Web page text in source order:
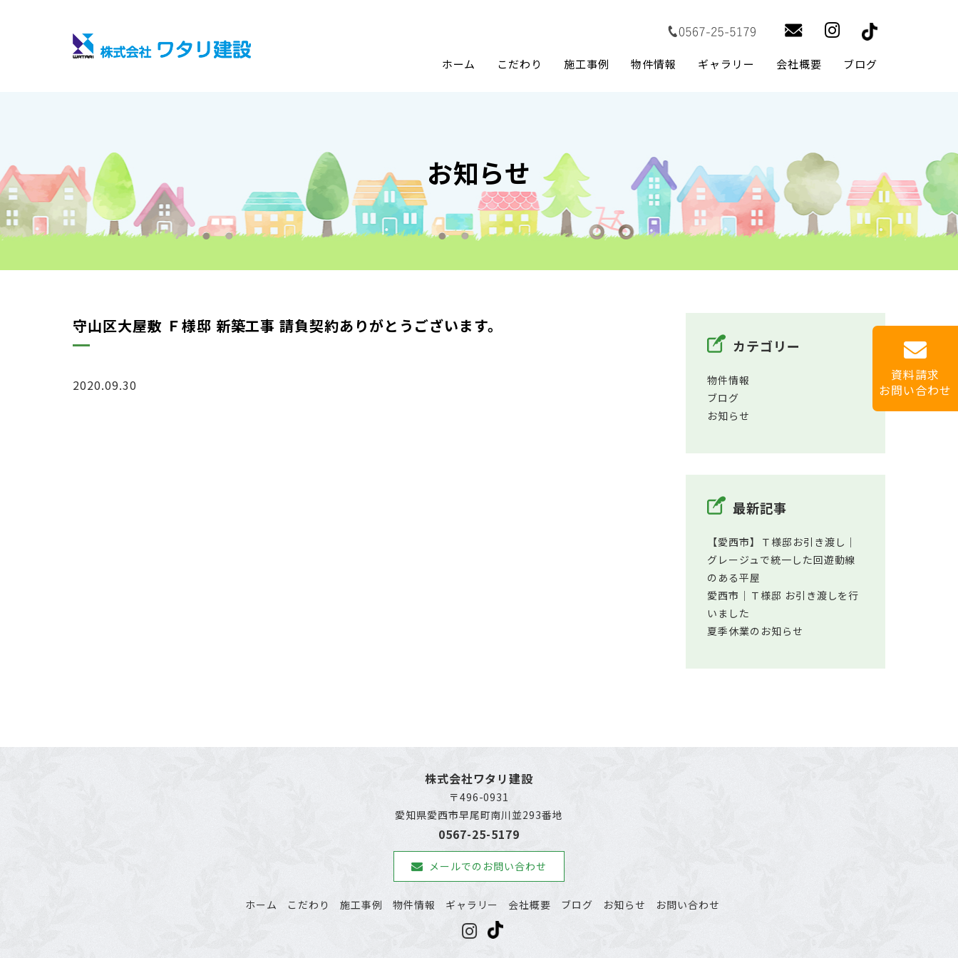
ホーム こだわり 施工事例 物件情報 ギャラリー 会社概要 ブログ
資料請求
お問い合わせ
お知らせ
守山区大屋敷 Ｆ様邸 新築工事 請負契約ありがとうございます。
2020.09.30
カテゴリー
物件情報
ブログ
お知らせ
最新記事
【愛西市】Ｔ様邸お引き渡し｜
グレージュで統一した回遊動線
のある平屋
愛西市│Ｔ様邸 お引き渡しを行
いました
夏季休業のお知らせ
株式会社ワタリ建設
〒496-0931
愛知県愛西市早尾町南川並293番地
0567-25-5179
メールでのお問い合わせ
ホーム こだわり 施工事例 物件情報 ギャラリー 会社概要 ブログ お知らせ お問い合わせ